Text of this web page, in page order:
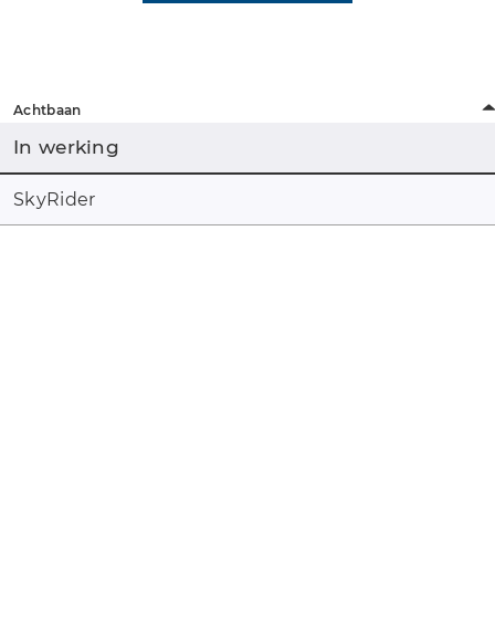
Achtbaan
In werking
SkyRider